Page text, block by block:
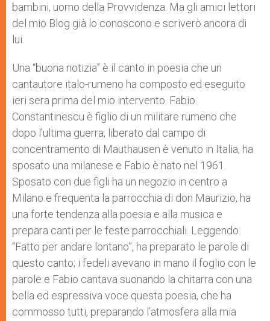
bambini, uomo della Provvidenza. Ma gli amici lettori
del mio Blog già lo conoscono e scriverò ancora di
lui.
Una “buona notizia” è il canto in poesia che un
cantautore italo-rumeno ha composto ed eseguito
ieri sera prima del mio intervento. Fabio
Constantinescu è figlio di un militare rumeno che
dopo l’ultima guerra, liberato dal campo di
concentramento di Mauthausen è venuto in Italia, ha
sposato una milanese e Fabio è nato nel 1961.
Sposato con due figli ha un negozio in centro a
Milano e frequenta la parrocchia di don Maurizio, ha
una forte tendenza alla poesia e alla musica e
prepara canti per le feste parrocchiali. Leggendo
“Fatto per andare lontano”, ha preparato le parole di
questo canto; i fedeli avevano in mano il foglio con le
parole e Fabio cantava suonando la chitarra con una
bella ed espressiva voce questa poesia, che ha
commosso tutti, preparando l’atmosfera alla mia